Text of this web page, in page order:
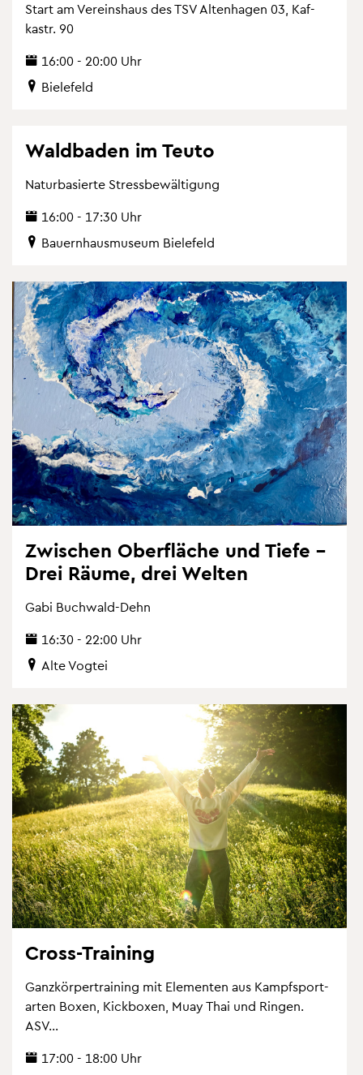
Start am Ver­eins­haus des TSV Al­ten­ha­gen 03, Kaf­
kastr. 90
16:00 - 20:00 Uhr
Bie­le­feld
Wald­ba­den im Teuto
Na­tur­ba­sier­te Stress­be­wäl­ti­gung
16:00 - 17:30 Uhr
Bau­ern­haus­mu­se­um Bie­le­feld
Zwi­schen Ober­flä­che und Tiefe –
Drei Räume, drei Wel­ten
Gabi Buch­wald-Dehn
16:30 - 22:00 Uhr
Alte Vog­tei
Cross-Trai­ning
Ganz­kör­per­trai­ning mit Ele­men­ten aus Kampf­sport­
ar­ten Boxen, Kick­bo­xen, Muay Thai und Rin­gen.
ASV...
17:00 - 18:00 Uhr